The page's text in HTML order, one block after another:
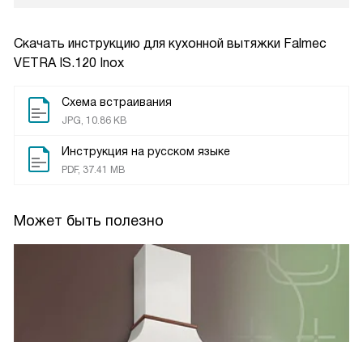
Скачать инструкцию для кухонной вытяжки Falmec
VETRA IS.120 Inox
Схема встраивания
JPG, 10.86 KB
Инструкция на русском языке
PDF, 37.41 MB
Может быть полезно